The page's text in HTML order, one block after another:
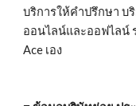
บริการให้คำปรึกษา บ
ออนไลน์และออฟไลน์
Ace เอง